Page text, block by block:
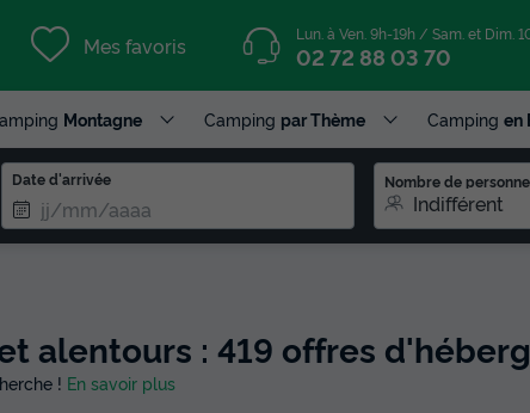
Mes favoris Lun. à Ven. 9h-19h / Sam. et Dim.
02 72 88 03 70
Montagne Camping par Thème Camping en
Date d'arrivée Nombre de
Indifférent
alentours : 419 offres
! En savoir plus